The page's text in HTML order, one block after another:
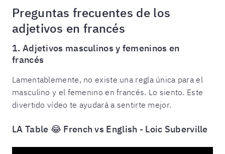
Preguntas frecuentes de los
adjetivos en francés
1. Adjetivos masculinos y femeninos en
francés
Lamentablemente, no existe una regla única para el
masculino y el femenino en francés. Lo siento. Este
divertido vídeo te ayudará a sentirte mejor.
LA Table 😂 French vs English - Loic Suberville